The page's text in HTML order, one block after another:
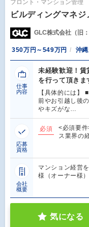
フロント・マンション管理
ビルディングマネジ
GLC株式会社（旧
350万円～549万円 沖
仕事
内容
未経験歓迎！賃
を行って頂きま
【具体的には】
前やお引越し後
やキズがな…
応募
資格
必須
<必須要
ス業界の
会社
概要
マンション経営
様（オーナー様
気になる